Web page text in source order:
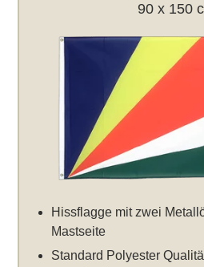
90 x 150
Hissflagge mit zwei
Mastseite
Standard Polyester